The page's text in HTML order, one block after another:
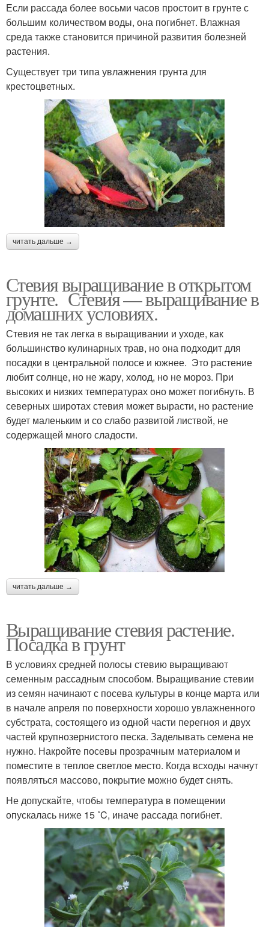
Если рассада более восьми часов простоит в грунте с
большим количеством воды, она погибнет. Влажная
среда также становится причиной развития болезней
растения.
Существует три типа увлажнения грунта для
крестоцветных.
читать дальше →
Стевия выращивание в открытом
грунте. Стевия — выращивание в
домашних условиях.
Стевия не так легка в выращивании и уходе, как
большинство кулинарных трав, но она подходит для
посадки в центральной полосе и южнее. Это растение
любит солнце, но не жару, холод, но не мороз. При
высоких и низких температурах оно может погибнуть. В
северных широтах стевия может вырасти, но растение
будет маленьким и со слабо развитой листвой, не
содержащей много сладости.
читать дальше →
Выращивание стевия растение.
Посадка в грунт
В условиях средней полосы стевию выращивают
семенным рассадным способом. Выращивание стевии
из семян начинают с посева культуры в конце марта или
в начале апреля по поверхности хорошо увлажненного
субстрата, состоящего из одной части перегноя и двух
частей крупнозернистого песка. Заделывать семена не
нужно. Накройте посевы прозрачным материалом и
поместите в теплое светлое место. Когда всходы начнут
появляться массово, покрытие можно будет снять.
Не допускайте, чтобы температура в помещении
опускалась ниже 15 ˚C, иначе рассада погибнет.